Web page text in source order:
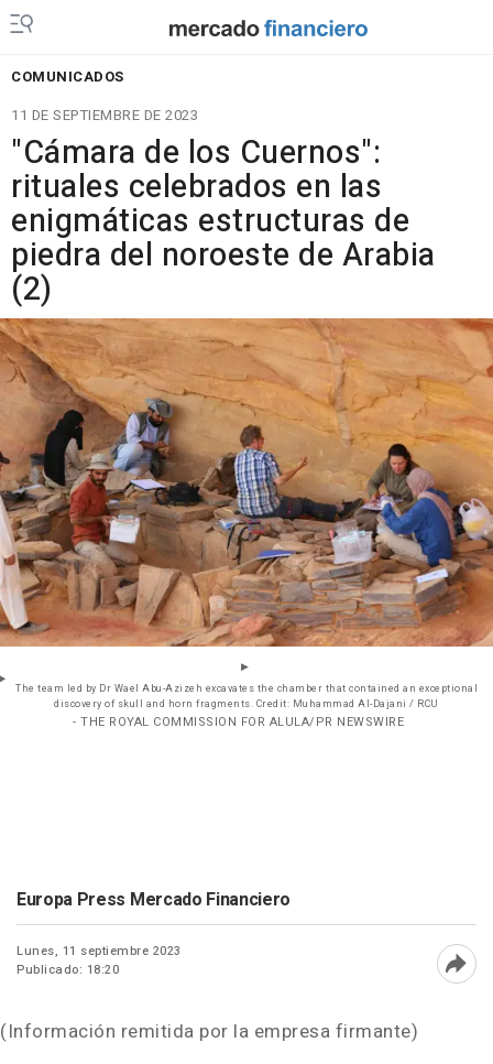
COMUNICADOS
11 DE SEPTIEMBRE DE 2023
"Cámara de los Cuernos":
rituales celebrados en las
enigmáticas estructuras de
piedra del noroeste de Arabia
(2)
The team led by Dr Wael Abu-Azizeh excavates the chamber that contained an exceptional
discovery of skull and horn fragments. Credit: Muhammad Al-Dajani / RCU
- THE ROYAL COMMISSION FOR ALULA/PR NEWSWIRE
Europa Press Mercado Financiero
Lunes, 11 septiembre 2023
Publicado: 18:20
(Información remitida por la empresa firmante)